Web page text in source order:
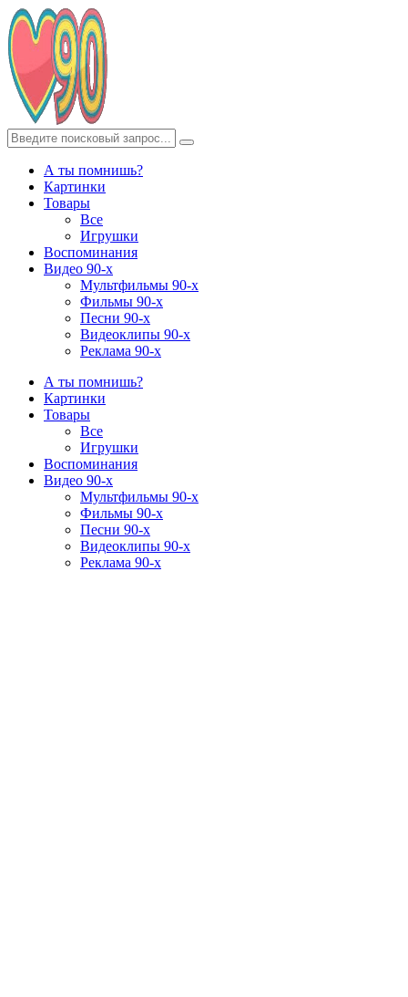
А ты помнишь?
Картинки
Товары
Все
Игрушки
Воспоминания
Видео 90-х
Мультфильмы 90-х
Фильмы 90-х
Песни 90-х
Видеоклипы 90-х
Реклама 90-х
А ты помнишь?
Картинки
Товары
Все
Игрушки
Воспоминания
Видео 90-х
Мультфильмы 90-х
Фильмы 90-х
Песни 90-х
Видеоклипы 90-х
Реклама 90-х